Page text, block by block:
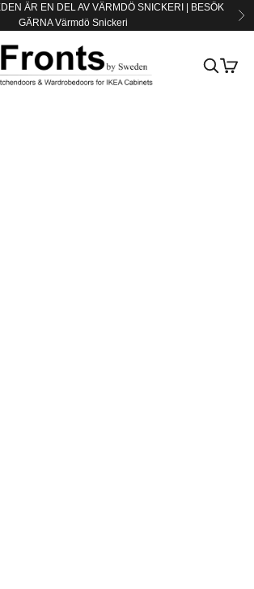
ÄR EN DEL AV VÄRMDÖ SNICKERI | BESÖK
GÄRNAVärmdö Snickeri
by Sweden
Öppna